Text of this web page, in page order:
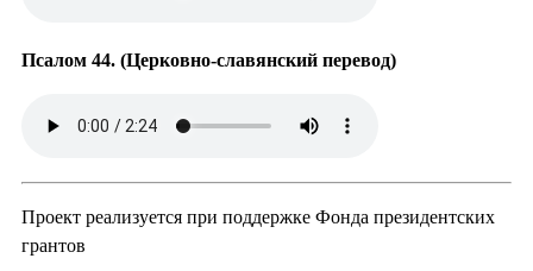
Псалом 44. (Церковно-славянский перевод)
Проект реализуется при поддержке Фонда президентских
грантов